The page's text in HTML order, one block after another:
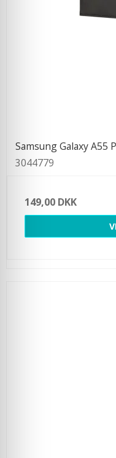
Samsung Galaxy A55
3044779
149,00 DKK